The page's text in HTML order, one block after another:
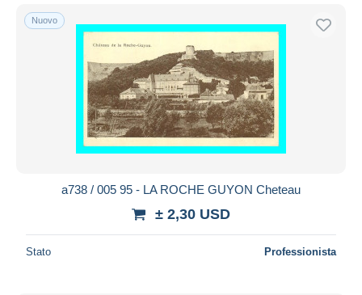
Nuovo
a738 / 005 95 - LA ROCHE GUYON Cheteau
± 2,30 USD
Stato Professionista